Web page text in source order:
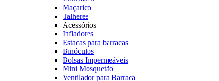
Maçarico
Talheres
Acessórios
Infladores
Estacas para barracas
Binóculos
Bolsas Impermeáveis
Mini Mosquetão
Ventilador para Barraca